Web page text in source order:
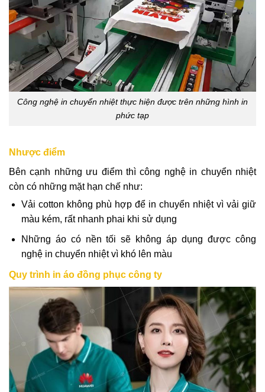
Công nghệ in chuyển nhiệt thực hiện được trên những hình in
phức tạp
Nhược điểm
Bên cạnh những ưu điểm thì công nghệ in chuyển nhiệt
còn có những mặt hạn chế như:
Vải cotton không phù hợp để in chuyển nhiệt vì vải giữ
màu kém, rất nhanh phai khi sử dụng
Những áo có nền tối sẽ không áp dụng được công
nghệ in chuyển nhiệt vì khó lên màu
Quy trình in áo đồng phục công ty